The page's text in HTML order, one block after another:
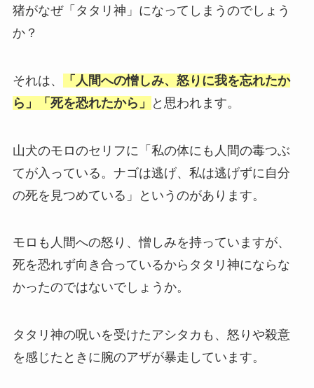
猪がなぜ「タタリ神」になってしまうのでしょう
か？
それは、
「人間への憎しみ、怒りに我を忘れたか
ら」「死を恐れたから」
と思われます。
山犬のモロのセリフに「私の体にも人間の毒つぶ
てが入っている。ナゴは逃げ、私は逃げずに自分
の死を見つめている」というのがあります。
モロも人間への怒り、憎しみを持っていますが、
死を恐れず向き合っているからタタリ神にならな
かったのではないでしょうか。
タタリ神の呪いを受けたアシタカも、怒りや殺意
を感じたときに腕のアザが暴走しています。